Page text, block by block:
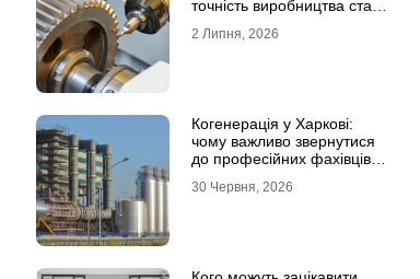
точність виробництва стає
перевагою
2 Липня, 2026
Когенерація у Харкові:
чому важливо звернутися
до професійних фахівців з
30 Червня, 2026